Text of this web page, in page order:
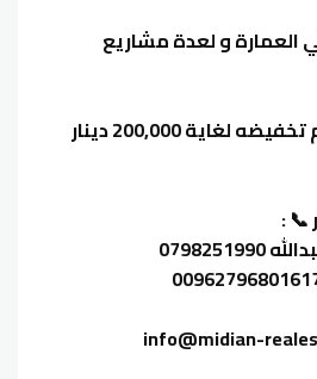
و لعدة مشاريع
✅ السعر المطلوب : تم تخفيضه لغاية 200,000 دينار
📞 :